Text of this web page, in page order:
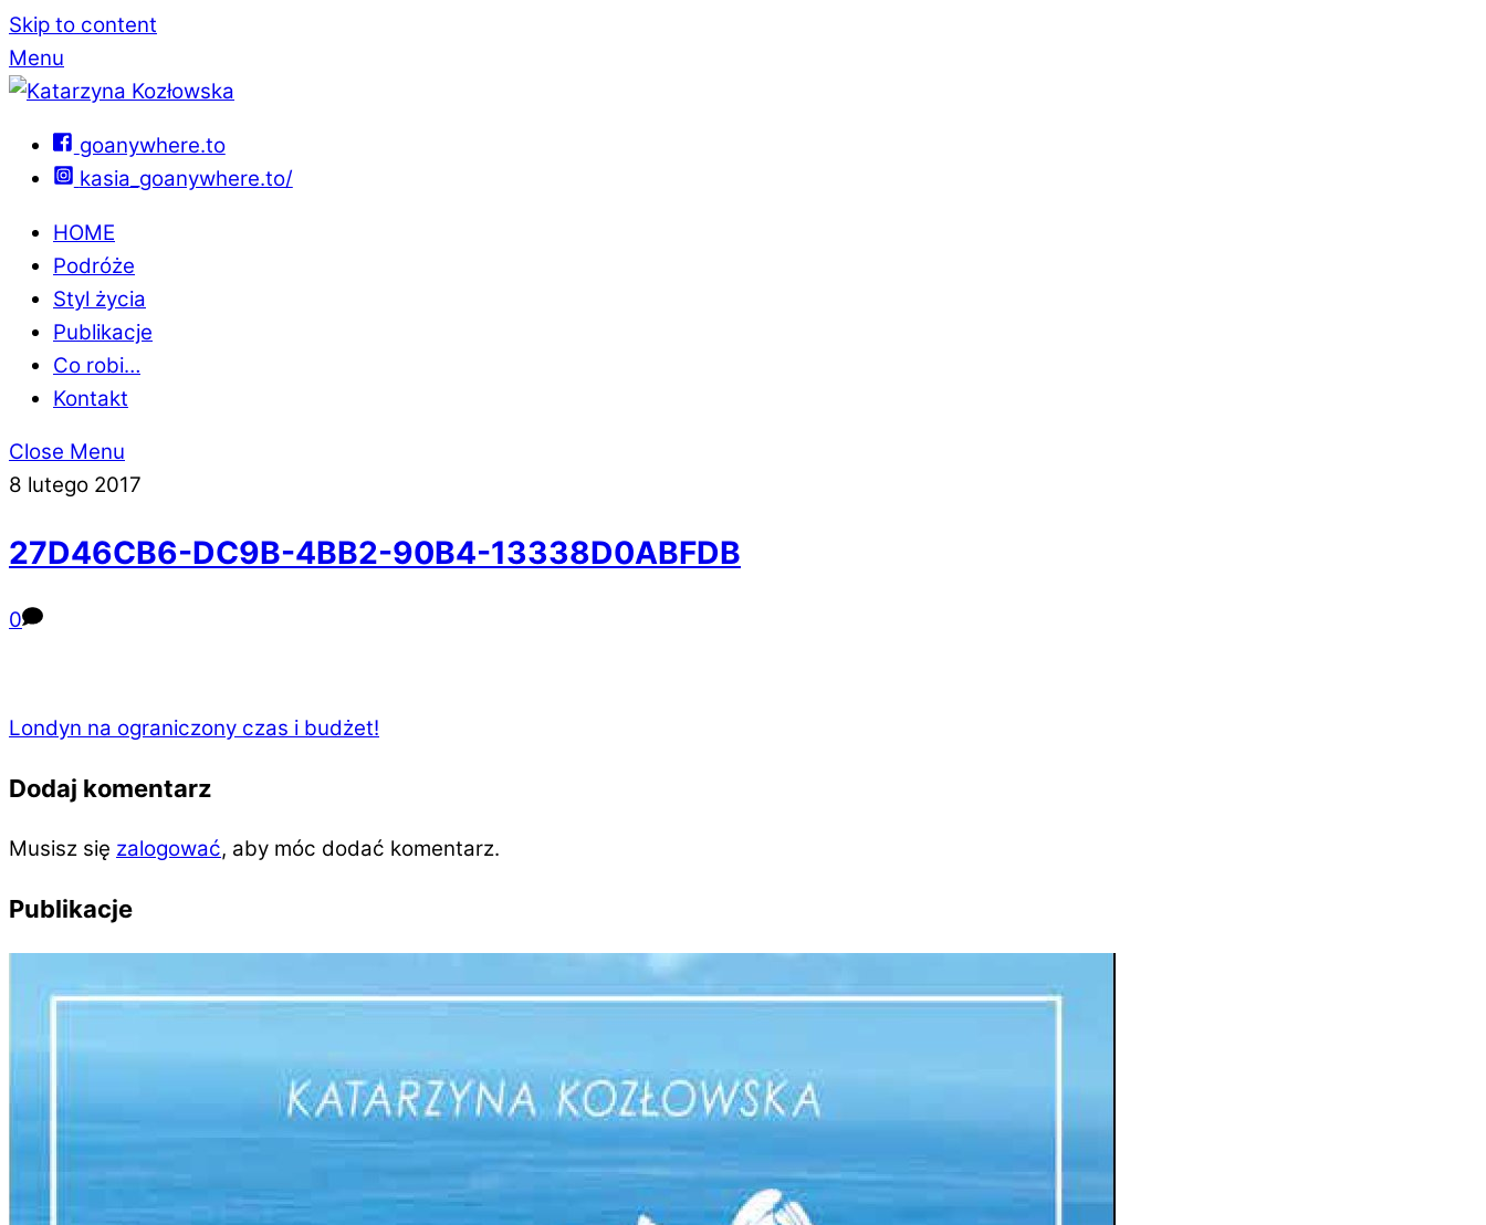
Skip to content
Menu
goanywhere.to
kasia_goanywhere.to/
HOME
Podróże
Styl życia
Publikacje
Co robi…
Kontakt
Close Menu
8 lutego 2017
27D46CB6-DC9B-4BB2-90B4-13338D0ABFDB
0
Londyn na ograniczony czas i budżet!
Dodaj komentarz
Musisz się zalogować, aby móc dodać komentarz.
Publikacje